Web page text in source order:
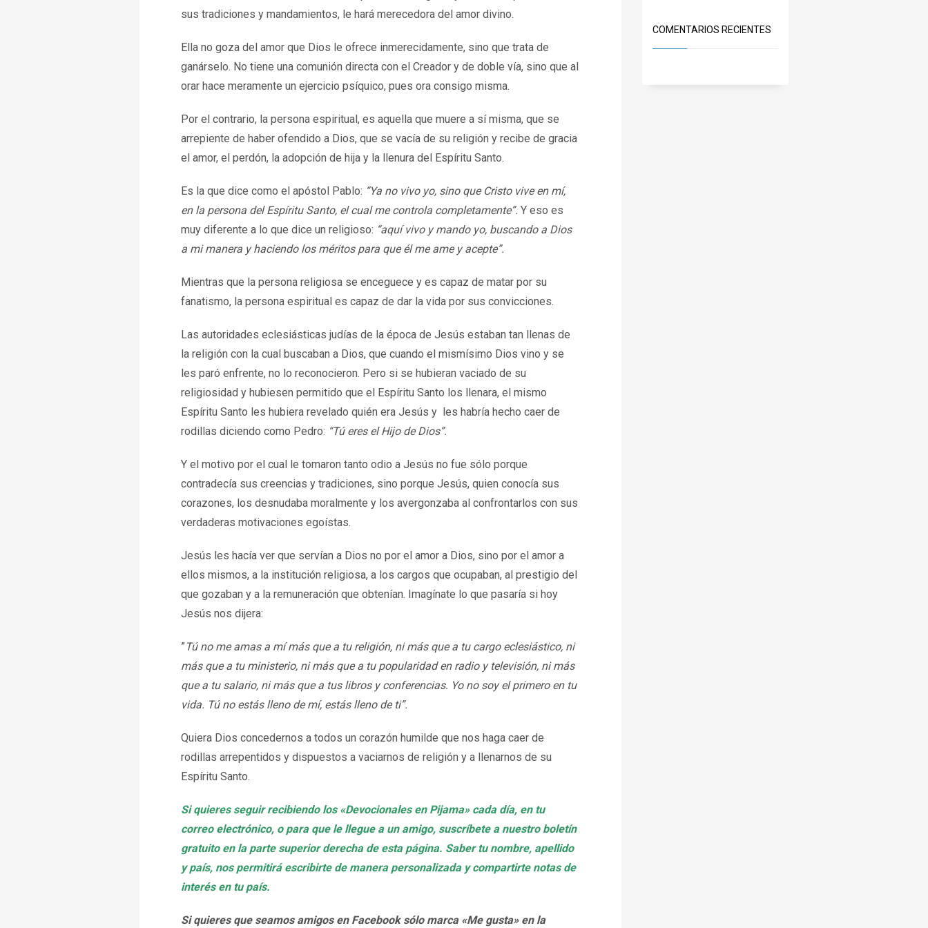
sus tradiciones y mandamientos, le hará merecedora del amor divino.
Ella no goza del amor que Dios le ofrece inmerecidamente, sino que trata de
ganárselo. No tiene una comunión directa con el Creador y de doble vía, sino que al
orar hace meramente un ejercicio psíquico, pues ora consigo misma.
Por el contrario, la persona espiritual, es aquella que muere a sí misma, que se
arrepiente de haber ofendido a Dios, que se vacía de su religión y recibe de gracia
el amor, el perdón, la adopción de hija y la llenura del Espíritu Santo.
Es la que dice como el apóstol Pablo: “Ya no vivo yo, sino que Cristo vive en mí,
en la persona del Espíritu Santo, el cual me controla completamente”. Y eso es
muy diferente a lo que dice un religioso: “aquí vivo y mando yo, buscando a Dios
a mi manera y haciendo los méritos para que él me ame y acepte”.
Mientras que la persona religiosa se enceguece y es capaz de matar por su
fanatismo, la persona espiritual es capaz de dar la vida por sus convicciones.
Las autoridades eclesiásticas judías de la época de Jesús estaban tan llenas de
la religión con la cual buscaban a Dios, que cuando el mismísimo Dios vino y se
les paró enfrente, no lo reconocieron. Pero si se hubieran vaciado de su
religiosidad y hubiesen permitido que el Espíritu Santo los llenara, el mismo
Espíritu Santo les hubiera revelado quién era Jesús y les habría hecho caer de
rodillas diciendo como Pedro: “Tú eres el Hijo de Dios”.
Y el motivo por el cual le tomaron tanto odio a Jesús no fue sólo porque
contradecía sus creencias y tradiciones, sino porque Jesús, quien conocía sus
corazones, los desnudaba moralmente y los avergonzaba al confrontarlos con sus
verdaderas motivaciones egoístas.
Jesús les hacía ver que servían a Dios no por el amor a Dios, sino por el amor a
ellos mismos, a la institución religiosa, a los cargos que ocupaban, al prestigio del
que gozaban y a la remuneración que obtenían. Imagínate lo que pasaría si hoy
Jesús nos dijera:
” Tú no me amas a mí más que a tu religión, ni más que a tu cargo eclesiástico, ni
más que a tu ministerio, ni más que a tu popularidad en radio y televisión, ni más
que a tu salario, ni más que a tus libros y conferencias. Yo no soy el primero en tu
vida. Tú no estás lleno de mí, estás lleno de ti”.
Quiera Dios concedernos a todos un corazón humilde que nos haga caer de
rodillas arrepentidos y dispuestos a vaciarnos de religión y a llenarnos de su
Espíritu Santo.
Si quieres seguir recibiendo los «Devocionales en Pijama» cada día, en tu
correo electrónico, o para que le llegue a un amigo, suscríbete a nuestro boletín
gratuito en la parte superior derecha de esta página. Saber tu nombre, apellido
y país, nos permitirá escribirte de manera personalizada y compartirte notas de
interés en tu país.
Si quieres que seamos amigos en Facebook sólo marca «Me gusta» en la
COMENTARIOS RECIENTES